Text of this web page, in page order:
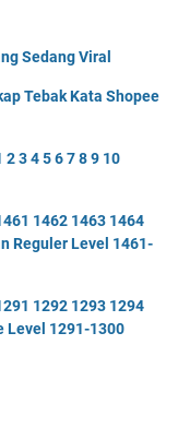
Sedang Viral
Tebak Kata Shopee
3 4 5 6 7 8 9 10
1462 1463 1464
Reguler Level 1461-
1292 1293 1294
Level 1291-1300